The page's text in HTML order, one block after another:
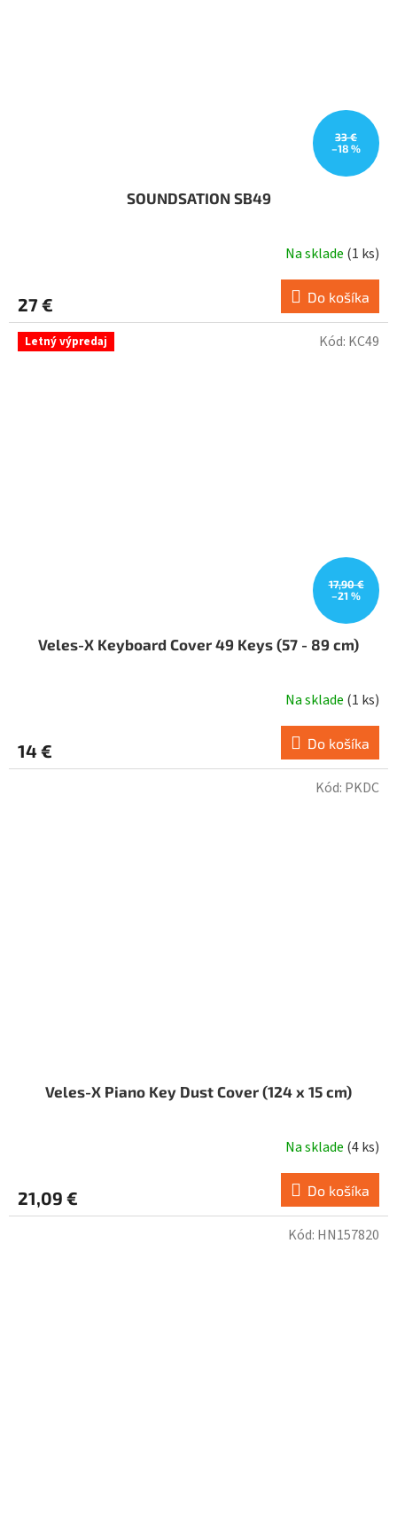
33 €
–18 %
SOUNDSATION SB49
Na sklade (1 ks)
27 € Do košíka
Letný výpredaj
17,90 €
–21 %
Veles-X Keyboard Cover 49 Keys (57 - 89 cm)
Na sklade (1 ks)
14 € Do košíka
Kód: KC49
Veles-X Piano Key Dust Cover (124 x 15 cm)
Na sklade (4 ks)
21,09 € Do košíka
Kód: PKDC
Kód: HN157820